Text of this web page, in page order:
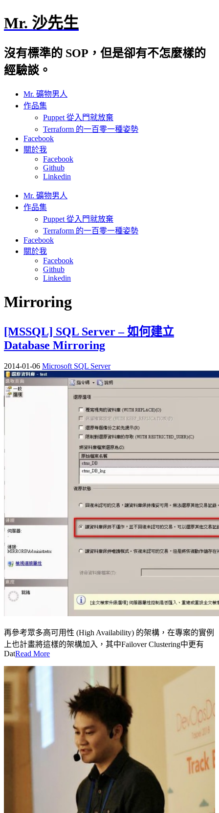
Mr. 沙先生
沒有標準的 SOP，但是卻有不怎麼樣的
經驗談。
Mr. 礦物男人
作品集
Puppet 從入門就放棄
Terraform 的一百零一種姿勢
Facebook
關於我
Facebook
Github
Linkedin
Mr. 礦物男人
作品集
Puppet 從入門就放棄
Terraform 的一百零一種姿勢
Facebook
關於我
Facebook
Github
Linkedin
Mirroring
[MSSQL] SQL Server – 如何建立
Database Mirroring
2014-01-06 Microsoft SQL Server
再參考眾多高可用性 (High Availability) 的架構，在專案的實例
上也計畫將這樣的架構加入，其中Failover Clustering中更有
DatRead More